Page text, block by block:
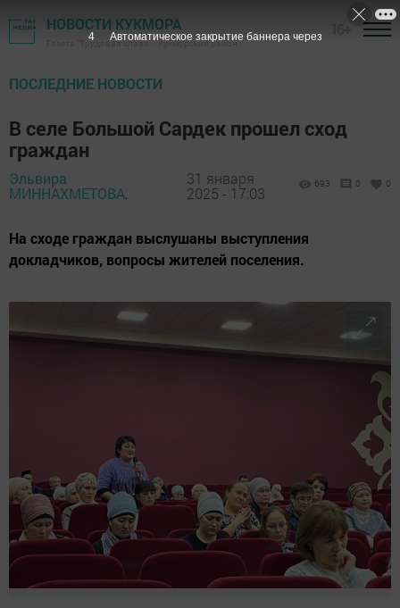
НОВОСТИ КУКМОРА
Газета "Трудовая слава" - Кукморский район
ПОСЛЕДНИЕ НОВОСТИ
В селе Большой Сардек прошел сход
граждан
Эльвира
МИННАХМЕТОВА,
31 января
2025 - 17:03
693 0 0
На сходе граждан выслушаны выступления
докладчиков, вопросы жителей поселения.
2 Автоматическое закрытие баннера через